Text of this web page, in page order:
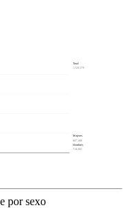
Total
1,526,379
Mujeres
807,389
Hombres
718,981
por sexo